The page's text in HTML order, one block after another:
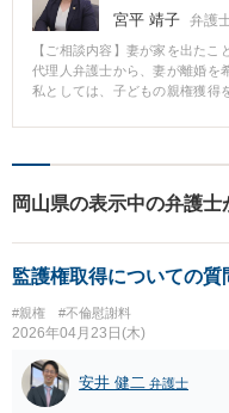
宮平 靖子 弁護
【ご相談内容】妻が家を出た
代理人弁護士から、妻が離婚を
私としては、子どもの親権獲得
の親権は父である私が持ち、妻
ースでは、別居後、父親である
親権を獲得することができまし
岡山県の表示中の弁護
監護権取得についての質
#親権 #不倫慰謝料
2026年04月23日(木)
安井 健二 弁護士